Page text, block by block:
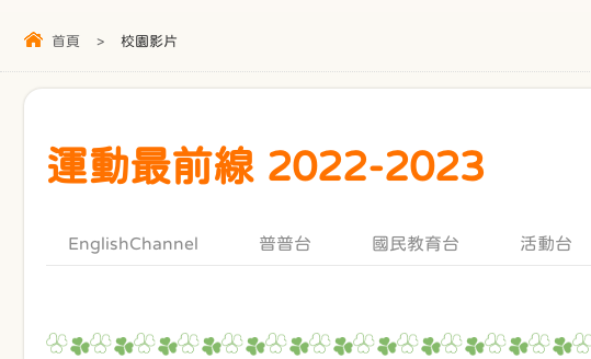
首頁 > 校園影片
運動最前線 2022-2023
EnglishChannel 普普台 國民教育台 活動台